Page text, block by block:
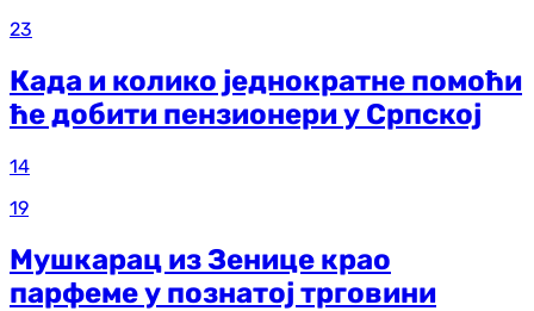
23
Када и колико једнократне помоћи
ће добити пензионери у Српској
14
19
Мушкарац из Зенице крао
парфеме у познатој трговини